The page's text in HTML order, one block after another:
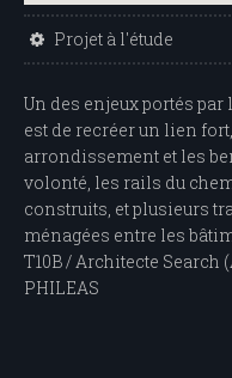
Projet à l'étude
Un des enjeux portés par
est de recréer un lien
arrondissement et les
volonté, les rails du
construits, et plusieurs
ménagées entre les
T10B / Architecte
PHILEAS